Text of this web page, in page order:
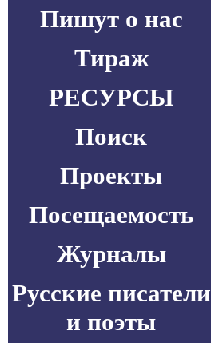
Пишут о нас
Тираж
РЕСУРСЫ
Поиск
Проекты
Посещаемость
Журналы
Русские писатели
и поэты